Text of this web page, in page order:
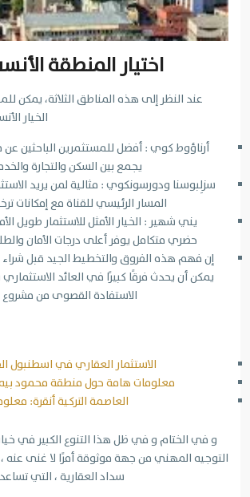
اختيار المنطقة
عند النظر إلى هذه المناطق الثلاثة، يمكن
الخيار
أرناؤوط كوي : أفضل للمستثمرين الباحثين عن
يجمع بين السكن والتجارة
سزلِبوسنا ودورسونكوي : مثالية لمن يريد
المسار الرئيسي للقناة مع إمكانات
يني شهير : الخيار الأمثل للاستثمار طويل
حضري متكامل يوفر أعلى درجات الأمان
إن فهم هذه الفروق والتخطيط الجيد قبل شراء
يمكن أن يحدث فرقًا كبيرًا في العائد
الاستفادة القصوى من
الاستثمار العقاري في اسطنبول
معلومات هامة حول منطقة محمود
العاصمة التركية أنقرة:
و في الختام و في ظل هذا التنوع الكبير في
التوجيه المهني من جهة موثوقة أمرًا لا غنى عنه
سداد العقارية ، التي